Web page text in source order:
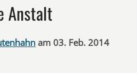
Anstalt
am 03. Feb. 2014